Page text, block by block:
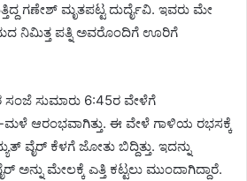
ಗಣೇಶ್ ಮೃತಪಟ್ಟ ದುರ್ದೈವಿ. ಇವರು ಮೇ
ನಿಮಿತ್ತ ಪತ್ನಿ ಅವರೊಂದಿಗೆ ಊರಿಗೆ
ಸುಮಾರು 6:45ರ ವೇಳೆಗೆ
ಮಳೆ ಆರಂಭವಾಗಿತ್ತು. ಈ ವೇಳೆ ಗಾಳಿಯ ರಭಸಕ್ಕೆ
ವೈ‌ರ್ ಕೆಳಗೆ ಜೋತು ಬಿದ್ದಿತ್ತು. ಇದನ್ನು
ಮೇಲಕ್ಕೆ ಎತ್ತಿ ಕಟ್ಟಲು ಮುಂದಾಗಿದ್ದಾರೆ.